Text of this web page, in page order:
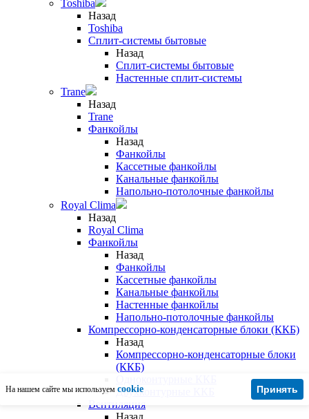
Toshiba
Назад
Toshiba
Сплит-системы бытовые
Назад
Сплит-системы бытовые
Настенные сплит-системы
Trane
Назад
Trane
Фанкойлы
Назад
Фанкойлы
Кассетные фанкойлы
Канальные фанкойлы
Напольно-потолочные фанкойлы
Royal Clima
Назад
Royal Clima
Фанкойлы
Назад
Фанкойлы
Кассетные фанкойлы
Канальные фанкойлы
Настенные фанкойлы
Напольно-потолочные фанкойлы
Компрессорно-конденсаторные блоки (ККБ)
Назад
Компрессорно-конденсаторные блоки
(ККБ)
Двухконтурные ККБ
Вентиляция
Назад
На нашем сайте мы используем cookie Принять